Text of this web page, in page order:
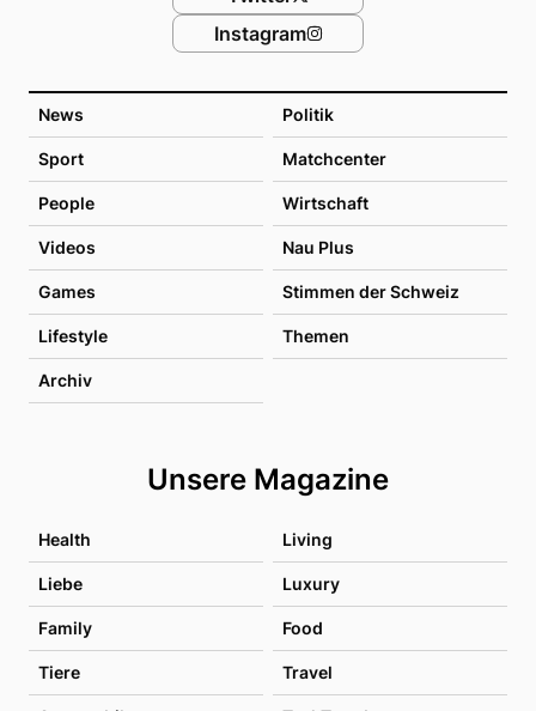
News Politik
Sport Matchcenter
People Wirtschaft
Videos Nau Plus
Games Stimmen der Schweiz
Lifestyle Themen
Archiv
Unsere Magazine
Health Living
Liebe Luxury
Family Food
Tiere Travel
Instagram